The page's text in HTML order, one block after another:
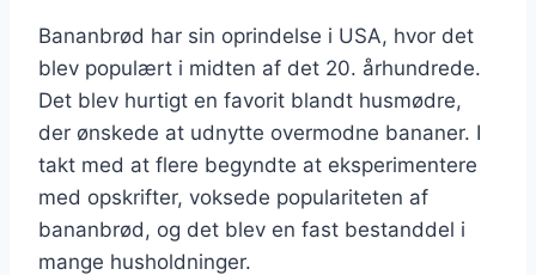
Bananbrød har sin oprindelse i USA, hvor det
blev populært i midten af det 20. århundrede.
Det blev hurtigt en favorit blandt husmødre,
der ønskede at udnytte overmodne bananer. I
takt med at flere begyndte at eksperimentere
med opskrifter, voksede populariteten af
bananbrød, og det blev en fast bestanddel i
mange husholdninger.